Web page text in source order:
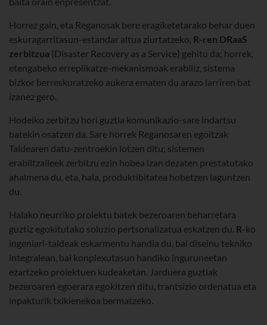
Horrez gain, eta Reganosak bere eragiketetarako behar duen
eskuragarritasun-estandar altua ziurtatzeko, R-ren DRaaS
zerbitzua (Disaster Recovery as a Service) gehitu da; horrek,
etengabeko erreplikatze-mekanismoak erabiliz, sistema
bizkor berreskuratzeko aukera ematen du arazo larriren bat
izanez gero.
Hodeiko zerbitzu hori guztia komunikazio-sare indartsu
batekin osatzen da. Sare horrek Reganosaren egoitzak
Taldearen datu-zentroekin lotzen ditu; sistemen
erabiltzaileek zerbitzu ezin hobea izan dezaten prestatutako
ahalmena du, eta, hala, produktibitatea hobetzen laguntzen
du.
Halako neurriko proiektu batek bezeroaren beharretara
guztiz egokitutako soluzio pertsonalizatua eskatzen du. R-ko
ingeniari-taldeak eskarmentu handia du, bai diseinu tekniko
integralean, bai konplexutasun handiko inguruneetan
ezartzeko proiektuen kudeaketan. Jarduera guztiak
bezeroaren egoerara egokitzen ditu, trantsizio ordenatua eta
inpakturik txikienekoa bermatzeko.